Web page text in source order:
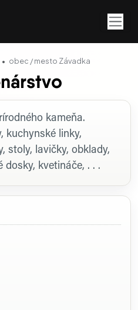
obec / mesto Závadka
kameňa.
kuchynské linky,
stoly, lavičky, obklady,
dosky, kvetináče, . . .